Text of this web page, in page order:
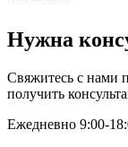
Нужна
Свяжитесь с нами
получить
Ежедневно 9:00-